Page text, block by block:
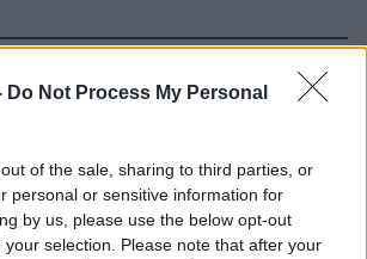
Do Not Process My Personal
of the sale, sharing to third parties, or
personal or sensitive information for
by us, please use the below opt-out
selection. Please note that after your
lecture